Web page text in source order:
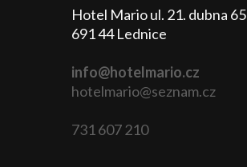
Hotel Mario ul. 21. dubna 65
691 44 Lednice
info@hotelmario.cz
hotelmario@seznam.cz
731 607 210